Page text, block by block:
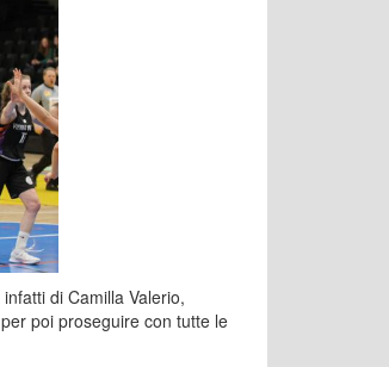
di Camilla Valerio,
poi proseguire con tutte le